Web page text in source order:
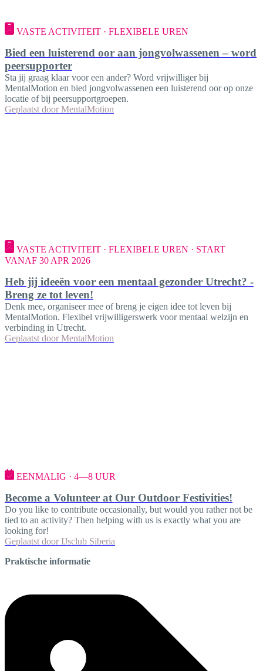
VASTE ACTIVITEIT · FLEXIBELE UREN
Bied een luisterend oor aan jongvolwassenen – word
peersupporter
Sta jij graag klaar voor een ander? Word vrijwilliger bij
MentalMotion en bied jongvolwassenen een luisterend oor op onze
locatie of bij peersupportgroepen.
Geplaatst door MentalMotion
VASTE ACTIVITEIT · FLEXIBELE UREN · START
VANAF 30 APR 2026
Heb jij ideeën voor een mentaal gezonder Utrecht? -
Breng ze tot leven!
Denk mee, organiseer mee of breng je eigen idee tot leven bij
MentalMotion. Flexibel vrijwilligerswerk voor mentaal welzijn en
verbinding in Utrecht.
Geplaatst door MentalMotion
EENMALIG · 4—8 UUR
Become a Volunteer at Our Outdoor Festivities!
Do you like to contribute occasionally, but would you rather not be
tied to an activity? Then helping with us is exactly what you are
looking for!
Geplaatst door IJsclub Siberia
Praktische informatie